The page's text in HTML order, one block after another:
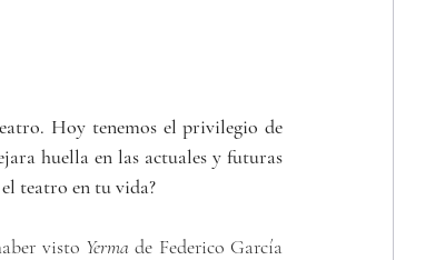
Hoy tenemos el privilegio de
huella en las actuales y futuras
teatro en tu vida?
visto
Yerma de Federico García